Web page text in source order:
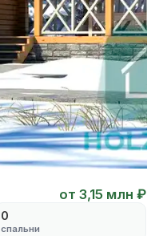
от 3,15 млн ₽
0
спальни